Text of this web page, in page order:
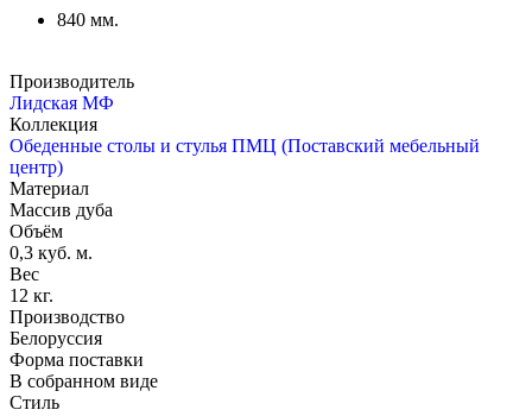
840 мм.
Производитель
Лидская МФ
Коллекция
Обеденные столы и стулья ПМЦ (Поставский мебельный
центр)
Материал
Массив дуба
Объём
0,3 куб. м.
Вес
12 кг.
Производство
Белоруссия
Форма поставки
В собранном виде
Стиль